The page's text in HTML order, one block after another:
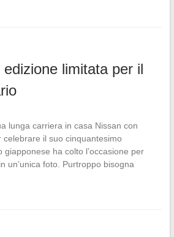
limitata per il
lunga carriera in casa Nissan con
celebrare il suo cinquantesimo
ha colto l’occasione per
un’unica foto. Purtroppo bisogna